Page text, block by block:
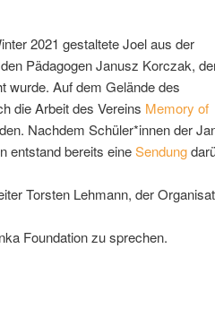
2021 gestaltete Joel aus der
Pädagogen Janusz Korczak,
wurde. Auf dem Gelände des
die Arbeit des Vereins Memory of
Nachdem Schüler*innen der
entstand bereits eineSendung
Torsten Lehmann, der
Foundation zu sprechen.